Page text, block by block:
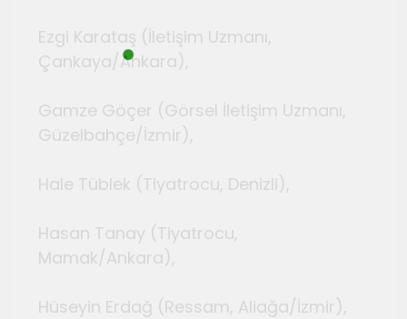
Ezgi Karataş (İletişim Uzmanı,
Çankaya/Ankara),
Gamze Göçer (Görsel İletişim Uzmanı,
Güzelbahçe/İzmir),
Hale Tüblek (Tiyatrocu, Denizli),
Hasan Tanay (Tiyatrocu,
Mamak/Ankara),
Hüseyin Erdağ (Ressam, Aliağa/İzmir),